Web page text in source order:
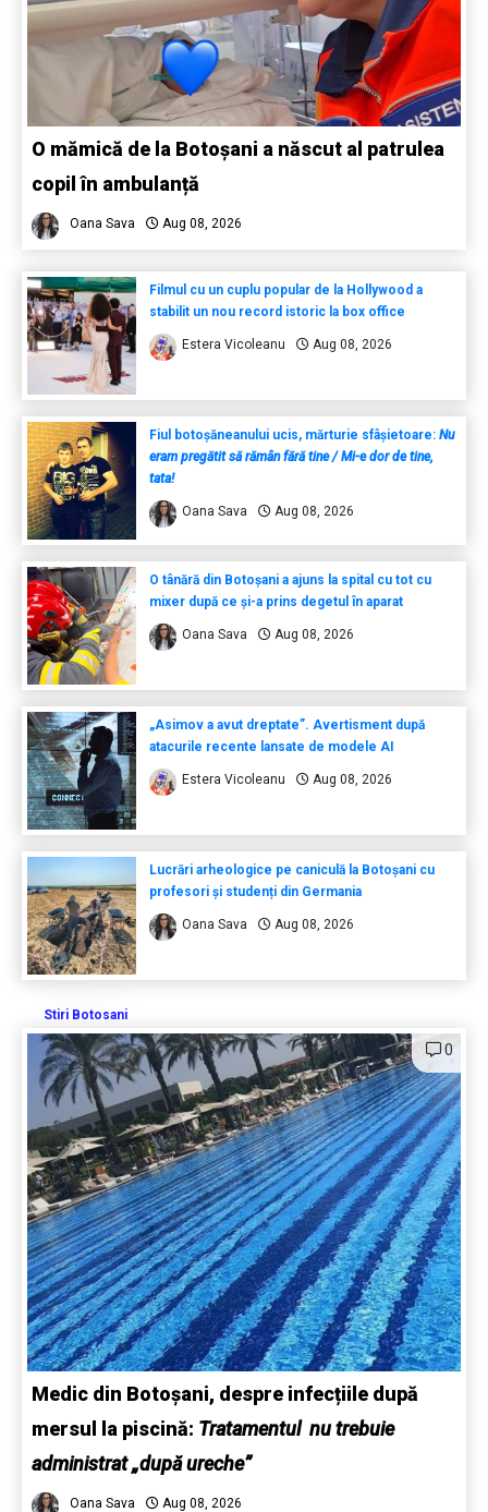
O mămică de la Botoșani a născut al patrulea
copil în ambulanță
Oana Sava Aug 08, 2026
Filmul cu un cuplu popular de la Hollywood a
stabilit un nou record istoric la box office
Estera Vicoleanu Aug 08, 2026
Fiul botoșăneanului ucis, mărturie sfâșietoare: Nu
eram pregătit să rămân fără tine / Mi-e dor de tine,
tata!
Oana Sava Aug 08, 2026
O tânără din Botoșani a ajuns la spital cu tot cu
mixer după ce și-a prins degetul în aparat
Oana Sava Aug 08, 2026
„Asimov a avut dreptate”. Avertisment după
atacurile recente lansate de modele AI
Estera Vicoleanu Aug 08, 2026
Lucrări arheologice pe caniculă la Botoșani cu
profesori și studenți din Germania
Oana Sava Aug 08, 2026
Stiri Botosani
0
Medic din Botoșani, despre infecțiile după
mersul la piscină: Tratamentul nu trebuie
administrat „după ureche”
Oana Sava Aug 08, 2026